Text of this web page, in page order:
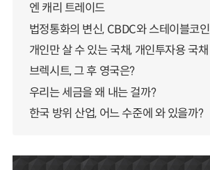
엔 캐리 트레이드
법정통화의 변신, CBDC와 스테이블코인
개인만 살 수 있는 국채, 개인투자용 국채
브렉시트, 그 후 영국은?
우리는 세금을 왜 내는 걸까?
한국 방위 산업, 어느 수준에 와 있을까?